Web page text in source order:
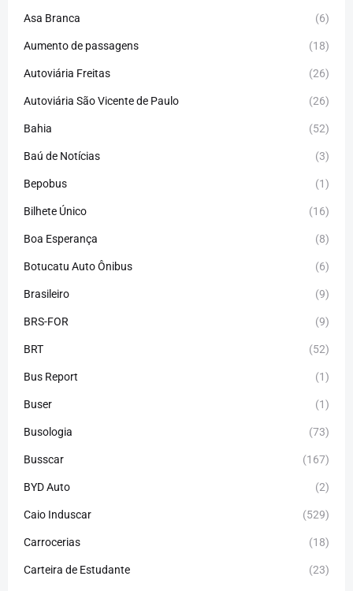
Asa Branca (6)
Aumento de passagens (18)
Autoviária Freitas (26)
Autoviária São Vicente de Paulo (26)
Bahia (52)
Baú de Notícias (3)
Bepobus (1)
Bilhete Único (16)
Boa Esperança (8)
Botucatu Auto Ônibus (6)
Brasileiro (9)
BRS-FOR (9)
BRT (52)
Bus Report (1)
Buser (1)
Busologia (73)
Busscar (167)
BYD Auto (2)
Caio Induscar (529)
Carrocerias (18)
Carteira de Estudante (23)